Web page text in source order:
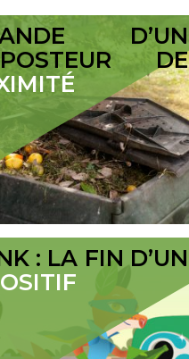
D’UN
DE
: LA FIN D’UN